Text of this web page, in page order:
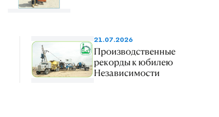
21.07.2026
Производственные
рекорды к юбилею
Независимости